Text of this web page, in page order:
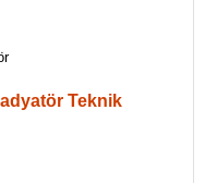
Teknik